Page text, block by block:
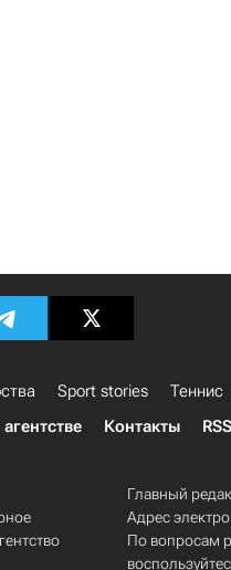
Sport stories Теннис
Контакты RSS
Главный
Адрес
По вопросам